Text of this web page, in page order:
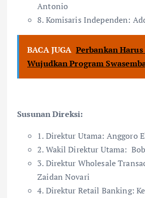
Antonio
8. Komisaris Independen:
BACA JUGA Perbankan
Wujudkan Program
Susunan Direksi:
1. Direktur Utama: Anggoro
2. Wakil Direktur Utama:
3. Direktur Wholesale
Zaidan Novari
4. Direktur Retail Banking: